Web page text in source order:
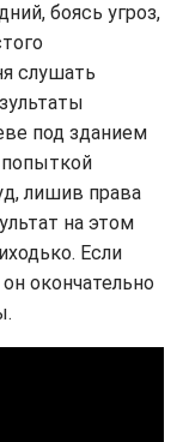
боясь угроз,
слушать
под зданием
лишив права
на этом
Если
окончательно